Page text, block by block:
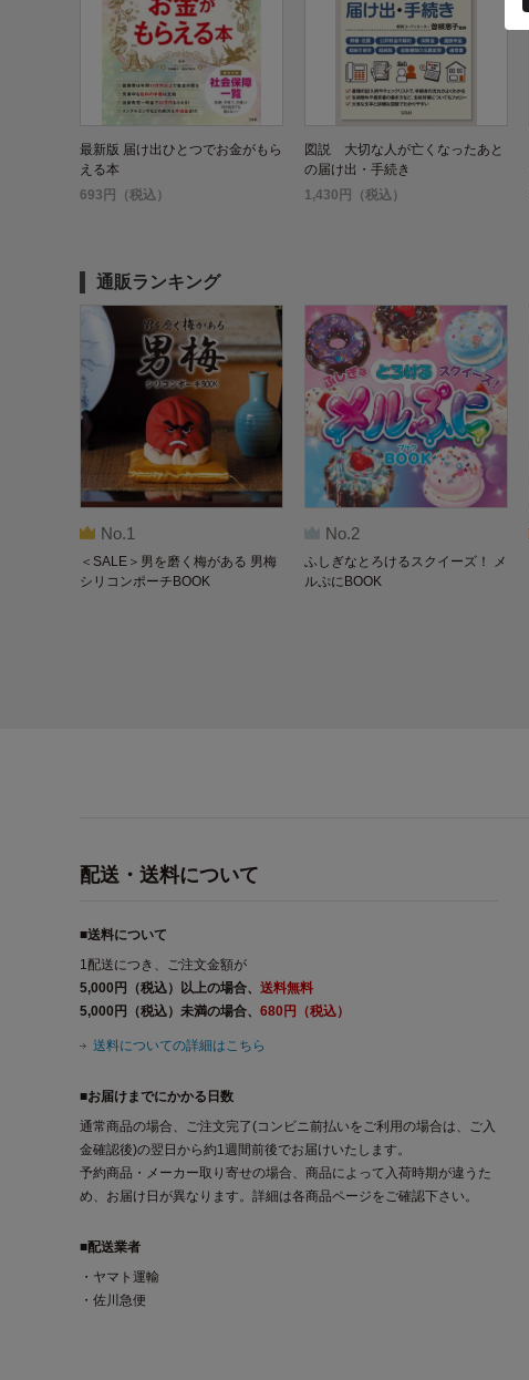
最新版 届け出ひとつでお金がもら
える本
693円（税込）
図説 大切な人が亡くなったあと
の届け出・手続き
1,430円（税込）
通販ランキング
No.1
＜SALE＞男を磨く梅がある 男梅
シリコンポーチBOOK
No.2
ふしぎなとろけるスクイーズ！ メ
ルぷにBOOK
配送・送料について
■送料について
1配送につき、ご注文金額が
5,000円（税込）以上の場合、 送料無料
5,000円（税込）未満の場合、 680円（税込）
送料についての詳細はこちら
■お届けまでにかかる日数
通常商品の場合、ご注文完了(コンビニ前払いをご利用の場合は、ご入
金確認後)の翌日から約1週間前後でお届けいたします。
予約商品・メーカー取り寄せの場合、商品によって入荷時期が違うた
め、お届け日が異なります。詳細は各商品ページをご確認下さい。
■配送業者
・ヤマト運輸
・佐川急便